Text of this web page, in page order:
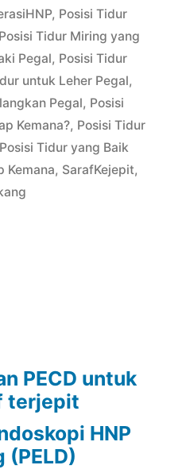
, Posisi Tidur
Posisi Tidur Miring yang
Pegal, Posisi Tidur
untuk Leher Pegal,
Pegal, Posisi
Kemana?, Posisi Tidur
Posisi Tidur yang Baik
Kemana, SarafKejepit,
PECD untuk
terjepit
HNP
(PELD)